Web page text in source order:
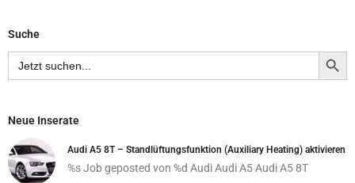
Suche
Search
for:
Search Button
Neue Inserate
Audi A5 8T – Standlüftungsfunktion (Auxiliary Heating) aktivieren
%s Job geposted von %d AudiAudi A5Audi A5 8T